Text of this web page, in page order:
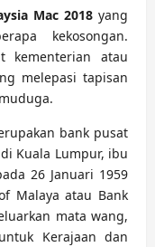
Mac 2018 yang
kekosongan.
kementerian atau
melepasi tapisan
bank pusat
Kuala Lumpur, ibu
26 Januari 1959
Malaya atau Bank
mata wang,
Kerajaan dan